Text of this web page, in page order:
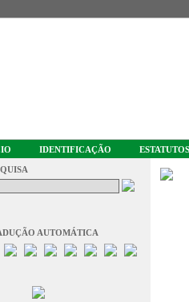
IDENTIFICAÇÃO ESTATUTOS
AUTOMÁTICA